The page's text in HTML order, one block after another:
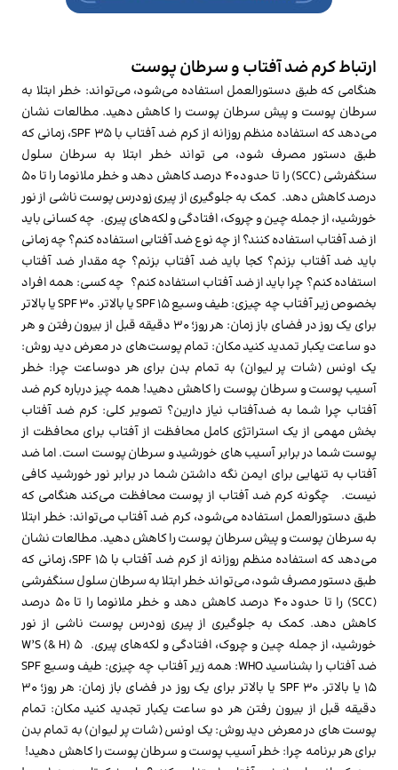
ارتباط کرم ضد آفتاب و سرطان پوست
هنگامی که طبق دستورالعمل استفاده می‌شود، می‌تواند: خطر ابتلا به
سرطان پوست و پیش سرطان پوست را کاهش دهید. مطالعات نشان
می‌دهد که استفاده منظم روزانه از کرم ضد آفتاب با SPF 35، زمانی که
طبق دستور مصرف شود، می تواند خطر ابتلا به سرطان سلول
سنگفرشی (SCC) را تا حدود 40 درصد کاهش دهد و خطر ملانوما را تا 50
درصد کاهش دهد. کمک به جلوگیری از پیری زودرس پوست ناشی از نور
خورشید، از جمله چین و چروک، افتادگی و لکه‌های پیری. چه کسانی باید
از ضد آفتاب استفاده کنند؟ از چه نوع ضد آفتابی استفاده کنم؟ چه زمانی
باید ضد آفتاب بزنم؟ کجا باید ضد آفتاب بزنم؟ چه مقدار ضد آفتاب
استفاده کنم؟ چرا باید از ضد آفتاب استفاده کنم؟ چه کسی: همه افراد
بخصوص زیر آفتاب چه چیزی: طیف وسیع SPF 15 یا بالاتر. SPF 30 یا بالاتر
برای یک روز در فضای باز زمان: هر روز؛ 30 دقیقه قبل از بیرون رفتن و هر
دو ساعت یکبار تمدید کنید مکان: تمام پوست‌های در معرض دید روش:
یک اونس (شات پر لیوان) به تمام بدن برای هر دوساعت چرا: خطر
آسیب پوست و سرطان پوست را کاهش دهید! همه چیز درباره کرم ضد
آفتاب چرا شما به ضدآفتاب نیاز دارین؟ تصویر کلی: کرم ضد آفتاب
بخش مهمی از یک استراتژی کامل محافظت از آفتاب برای محافظت از
پوست شما در برابر آسیب های خورشید و سرطان پوست است. اما ضد
آفتاب به تنهایی برای ایمن نگه داشتن شما در برابر نور خورشید کافی
نیست. چگونه کرم ضد آفتاب از پوست محافظت می‌کند هنگامی که
طبق دستورالعمل استفاده می‌شود، کرم ضد آفتاب می‌تواند: خطر ابتلا
به سرطان پوست و پیش سرطان پوست را کاهش دهید. مطالعات نشان
می‌دهد که استفاده منظم روزانه از کرم ضد آفتاب با SPF 15، زمانی که
طبق دستور مصرف شود، می‌تواند خطر ابتلا به سرطان سلول سنگفرشی
(SCC) را تا حدود 40 درصد کاهش دهد و خطر
ملانوما
را تا 50 درصد
کاهش دهد. کمک به جلوگیری از پیری زودرس پوست ناشی از نور
خورشید، از جمله چین و چروک، افتادگی و لکه‌های پیری. 5 W’S (& H)
ضد آفتاب را بشناسید WHO: همه زیر آفتاب چه چیزی: طیف وسیع SPF
15 یا بالاتر. SPF 30 یا بالاتر برای یک روز در فضای باز زمان: هر روز؛ 30
دقیقه قبل از بیرون رفتن هر دو ساعت یکبار تجدید کنید مکان: تمام
پوست های در معرض دید روش: یک اونس (شات پر لیوان) به تمام بدن
برای هر برنامه چرا: خطر آسیب پوست و سرطان پوست را کاهش دهید!